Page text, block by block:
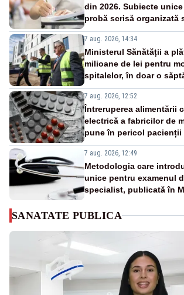
din 2026. Subiecte
probă scrisă organizată
7 aug. 2026, 14:34
Ministerul Sănătății a
milioane de lei pentru
spitalelor, în doar o
7 aug. 2026, 12:52
Întreruperea alimentării
electrică a fabricilor de
pune în pericol pacienții
7 aug. 2026, 12:49
Metodologia care
unice pentru examenul
specialist, publicată în
SANATATE PUBLICA